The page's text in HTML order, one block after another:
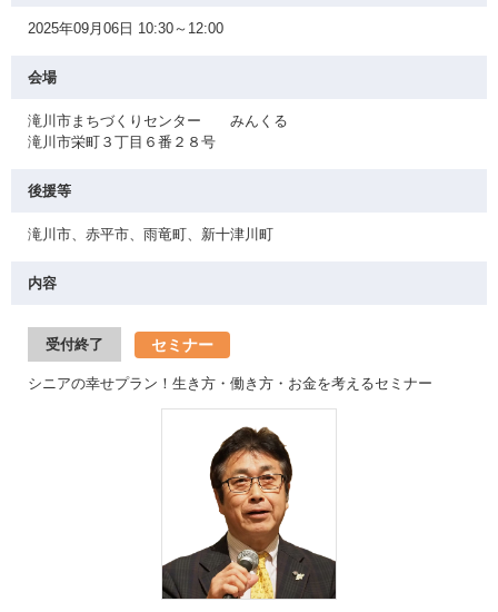
2025年09月06日 10:30～12:00
会場
滝川市まちづくりセンター みんくる
滝川市栄町３丁目６番２８号
後援等
滝川市、赤平市、雨竜町、新十津川町
内容
受付終了 セミナー
シニアの幸せプラン！生き方・働き方・お金を考えるセミナー